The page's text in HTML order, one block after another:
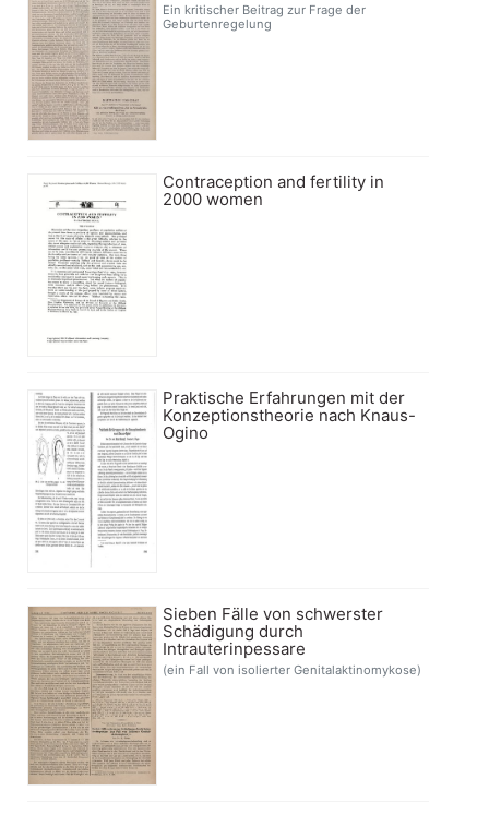
Ein kritischer Beitrag zur Frage der
Geburtenregelung
Contraception and fertility in
2000 women
Praktische Erfahrungen mit der
Konzeptionstheorie nach Knaus-
Ogino
Sieben Fälle von schwerster
Schädigung durch
Intrauterinpessare
(ein Fall von isolierter Genitalaktinomykose)